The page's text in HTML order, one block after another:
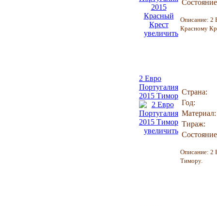
увеличить
Описание: 2
Красному
2 Евро
Португалия
2015 Тимор
увеличить
Страна:
Год:
Материал:
Тираж:
Описание: 2
Тимору.